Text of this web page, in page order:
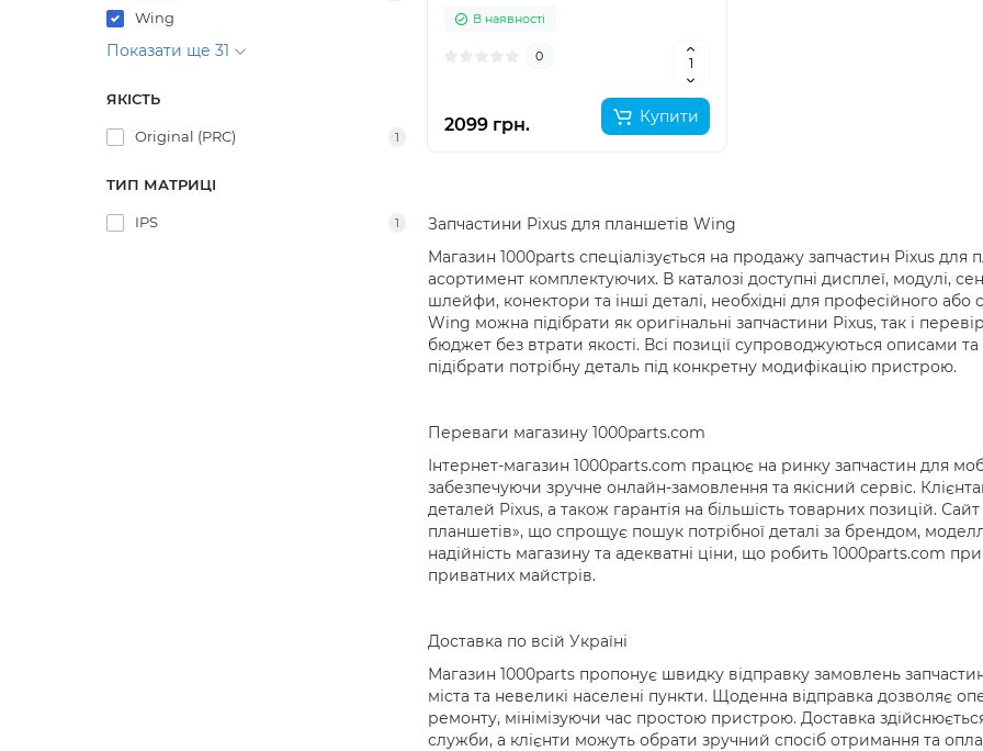
Wing
Показати ще 31
ЯКІСТЬ
Original (PRC) 1
ТИП МАТРИЦІ
IPS 1
В наявності
0
2099 грн. Купити
Запчастини Pixus для планшетів Wing
Магазин 1000parts спеціалізується на продажу запчастин Pixus
асортимент комплектуючих. В каталозі доступні дисплеї, модулі,
шлейфи, конектори та інші деталі, необхідні для професійного
Wing можна підібрати як оригінальні запчастини Pixus, так і
бюджет без втрати якості. Всі позиції супроводжуються описами
підібрати потрібну деталь під конкретну модифікацію пристрою.
Переваги магазину 1000parts.com
Інтернет-магазин 1000parts.com працює на ринку запчастин для
забезпечуючи зручне онлайн-замовлення та якісний сервіс.
деталей Pixus, а також гарантія на більшість товарних позицій.
планшетів», що спрощує пошук потрібної деталі за брендом,
надійність магазину та адекватні ціни, що робить 1000parts.com
приватних майстрів.
Доставка по всій Україні
Магазин 1000parts пропонує швидку відправку замовлень
міста та невеликі населені пункти. Щоденна відправка дозволяє
ремонту, мінімізуючи час простою пристрою. Доставка
служби, а клієнти можуть обрати зручний спосіб отримання та